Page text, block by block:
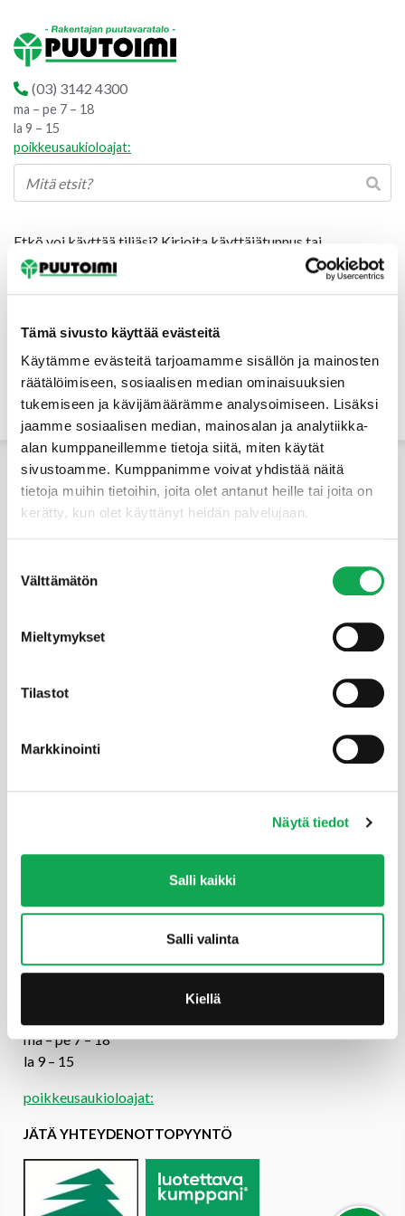
Tämä sivusto käyttää evästeitä
Käytämme evästeitä tarjoamamme sisällön ja mainosten
räätälöimiseen, sosiaalisen median ominaisuuksien
tukemiseen ja kävijämäärämme analysoimiseen. Lisäksi
jaamme sosiaalisen median, mainosalan ja analytiikka-
alan kumppaneillemme tietoja siitä, miten käytät
sivustoamme. Kumppanimme voivat yhdistää näitä
tietoja muihin tietoihin, joita olet antanut heille tai joita on
kerätty, kun olet käyttänyt heidän palvelujaan.
valinta
Välttämätön
Mieltymykset
Tilastot
Markkinointi
Näytä tiedot
Salli kaikki
Salli valinta
Kiellä
(03) 3142 4300
ma – pe 7 – 18
la 9 – 15
poikkeusaukioloajat:
Etkö voi käyttää tiliäsi? Kirjoita käyttäjätunnus tai
sähköpostiosoite. Sinulle lähetetään sähköpostilla linkki, jota
painamalla pääset asettamaan uuden salasanan.
Salasanan palautus
Tuotteet
Tarjouspyyntö
Palvelut
Galleria
YHTEYSTIEDOT
Puh (03) 3142 4300 (vaihde)
myynti@puutoimi.fi
ma – pe 7 – 18
la 9 – 15
poikkeusaukioloajat:
JÄTÄ YHTEYDENOTTOPYYNTÖ